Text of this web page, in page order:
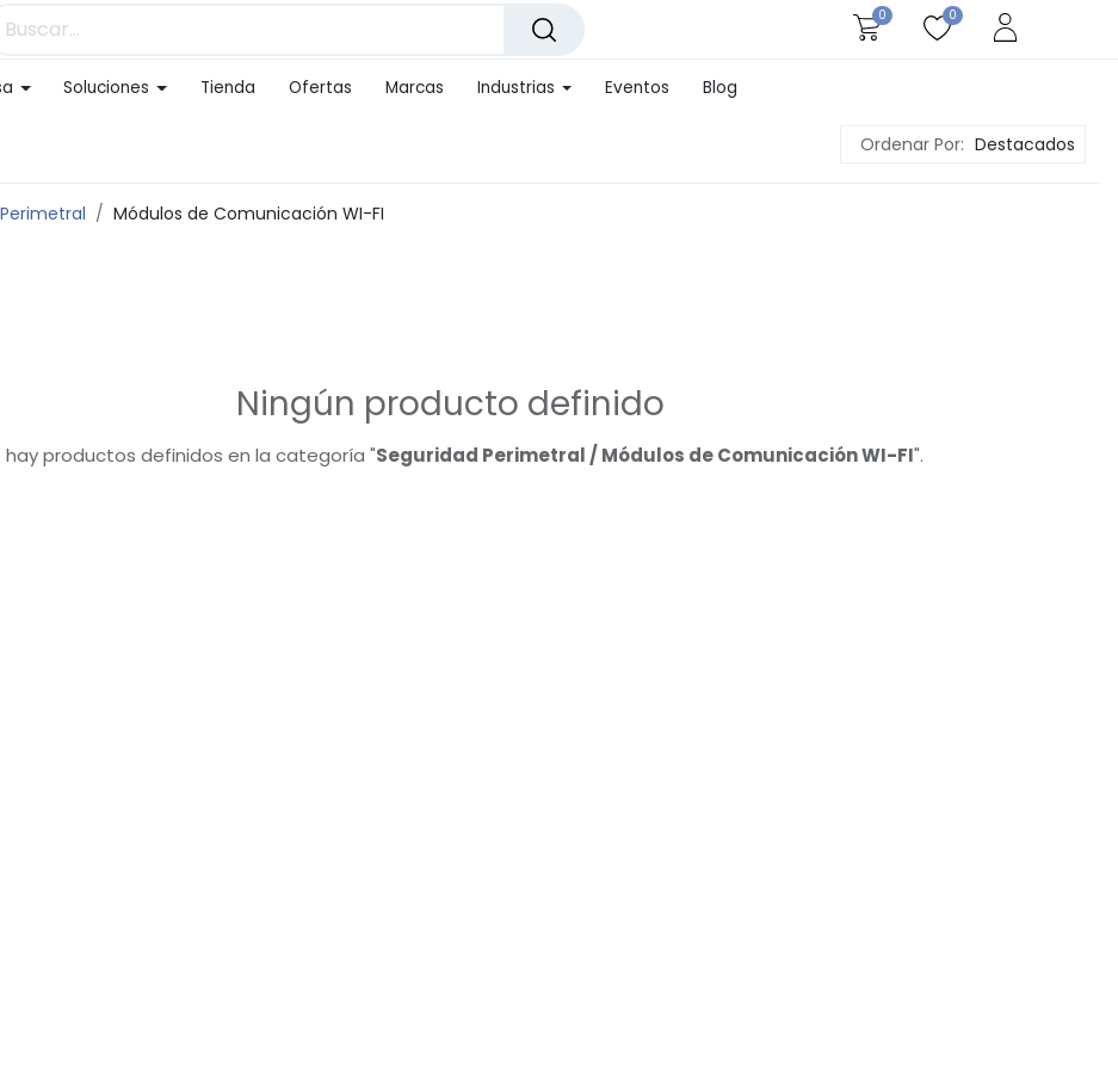
0 0
Soluciones Tienda Ofertas Marcas Industrias Eventos Blog
Ordenar Por: Destacados
Módulos de Comunicación WI-FI
Ningún producto definido
hay productos definidos en la categoría "Seguridad Perimetral / Módulos de Comunicación WI-FI".